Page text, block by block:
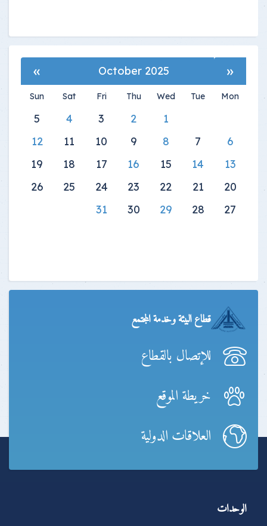
«
October 2025
»
Mon
Tue
Wed
Thu
Fri
Sat
Sun
1
2
3
4
5
6
7
8
9
10
11
12
13
14
15
16
17
18
19
20
21
22
23
24
25
26
27
28
29
30
31
قطاع البيئة وخدمة المجتمع
للإتصال بالقطاع
خريطة الموقع
العلاقات الدولية
الوحدات